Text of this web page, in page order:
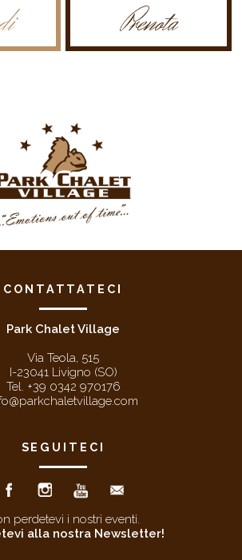
Prenota
CONTATTATECI
Park Chalet Village
Via Teola, 515
I-23041 Livigno (SO)
Tel. +39 0342 970176
SEGUITECI
perdetevi i nostri eventi.
alla nostra Newsletter!